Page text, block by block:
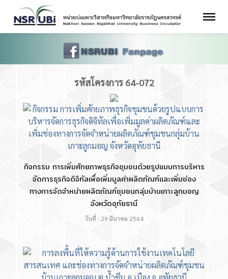
รหัสโครงการ 64-072
กิจกรรม การเพิ่มศักยภาพธุรกิจชุมชนด้วยรูปแบบการบริหาร
จัดการธุรกิจดิจิทัลเพื่อเพิ่มมูลค่าผลิตภัณฑ์และเพิ่มช่อง
ทางการจัดจำหน่ายผลิตภัณฑ์ชุมชนกลุ่มบ้านเกาะลูกมอญ
จังหวัดอุทัยธานี
วันที่ : 29 มีนาคม 2564